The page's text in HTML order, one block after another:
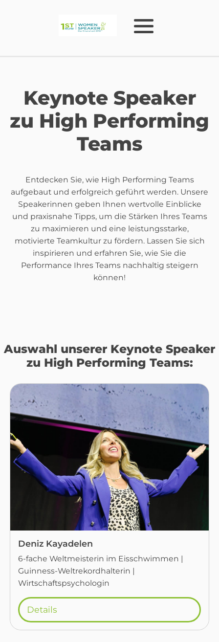
Keynote Speaker
zu High Performing
Teams
Entdecken Sie, wie High Performing Teams
aufgebaut und erfolgreich geführt werden. Unsere
Speakerinnen geben Ihnen wertvolle Einblicke
und praxisnahe Tipps, um die Stärken Ihres Teams
zu maximieren und eine leistungsstarke,
motivierte Teamkultur zu fördern. Lassen Sie sich
inspirieren und erfahren Sie, wie Sie die
Performance Ihres Teams nachhaltig steigern
können!
Auswahl unserer Keynote Speaker
zu High Performing Teams:
Deniz Kayadelen
6-fache Weltmeisterin im Eisschwimmen |
Guinness-Weltrekordhalterin |
Wirtschaftspsychologin
Details